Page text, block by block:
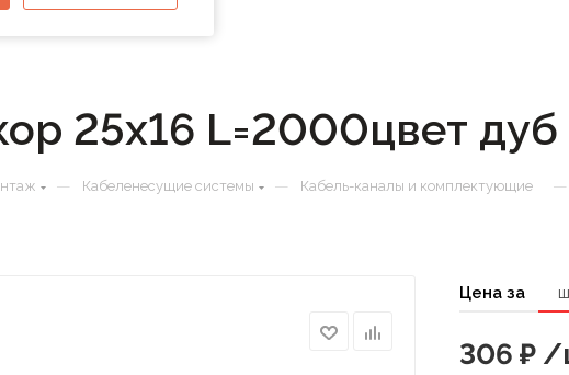
25х16 L=2000цвет дуб
— Кабеленесущие системы — Кабель-каналы и комплектующие —
Цена за
306 ₽/